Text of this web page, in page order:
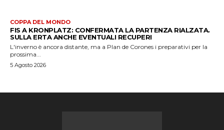
COPPA DEL MONDO
FIS A KRONPLATZ: CONFERMATA LA PARTENZA RIALZATA.
SULLA ERTA ANCHE EVENTUALI RECUPERI
L'inverno è ancora distante, ma a Plan de Corones i preparativi per la
prossima...
5 Agosto 2026